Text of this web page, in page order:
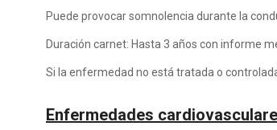
Puede provocar somnolencia durante la
Duración carnet: Hasta 3 años con informe
Si la enfermedad no está tratada o
Enfermedades